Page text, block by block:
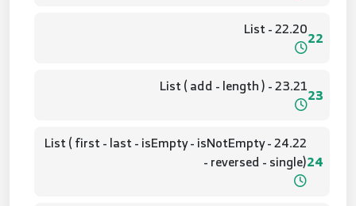
22
22.20 - List
23
23.21 - List ( add - length )
24
24.22 - List ( first - last - isEmpty - isNotEmpty
- reversed - single)